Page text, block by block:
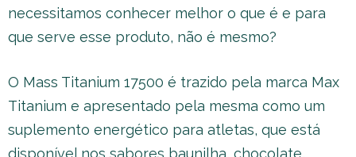
necessitamos conhecer melhor o que é e para
que serve esse produto, não é mesmo?
O Mass Titanium 17500 é trazido pela marca Max
Titanium e apresentado pela mesma como um
suplemento energético para atletas, que está
disponível nos sabores baunilha, chocolate,